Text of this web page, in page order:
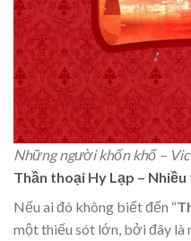
Những người khốn khổ –
Thần thoại Hy Lạp – Nhiều
Nếu ai đó không biết đến “
một thiếu sót lớn, bởi đây là